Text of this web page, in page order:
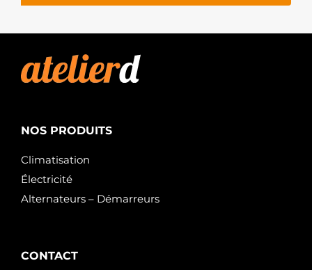
NOS PRODUITS
Climatisation
Électricité
Alternateurs – Démarreurs
CONTACT